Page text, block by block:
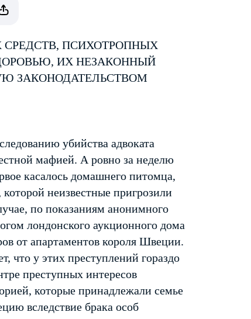
СРЕДСТВ, ПСИХОТРОПНЫХ
ИХ НЕЗАКОННЫЙ
ЗАКОНОДАТЕЛЬСТВОМ
убийства адвоката
мафией. А ровно за неделю
касалось домашнего питомца,
неизвестные пригрозили
по показаниям анонимного
лондонского аукционного дома
от апартаментов короля Швеции.
что у этих преступлений гораздо
преступных интересов
которые принадлежали семье
вследствие брака особ